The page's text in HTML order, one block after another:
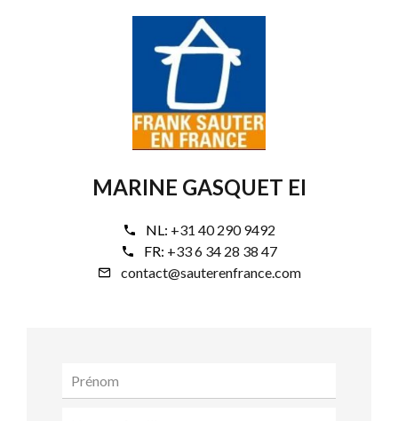
MARINE GASQUET EI
NL: +31 40 290 9492
FR: +33 6 34 28 38 47
contact@sauterenfrance.com